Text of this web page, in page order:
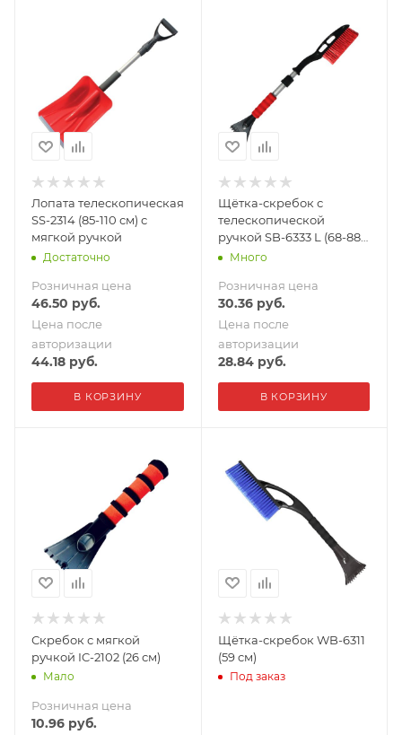
Лопата телескопическая
SS-2314 (85-110 см) с
мягкой ручкой
Достаточно
Розничная цена
46.50 руб.
Цена после
авторизации
44.18 руб.
В КОРЗИНУ
Щётка-скребок с
телескопической
ручкой SB-6333 L (68-88
см)Много
Розничная цена
30.36руб.
Цена после
авторизации
28.84руб.
В КОРЗИНУ
Скребок с мягкой
ручкой IC-2102 (26 см)
Мало
Розничная цена
10.96 руб.
Щётка-скребок WB-6311
(59 cм)
Под заказ